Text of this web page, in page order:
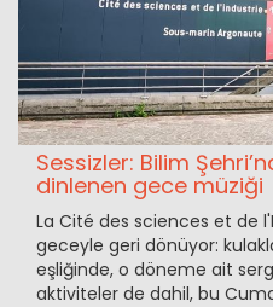
Sessizler: Bilim
dinlenen gece müziği
La Cité des sciences et de
geceyle geri dönüyor:
eşliğinde, o döneme ait
aktiviteler de dahil, bu